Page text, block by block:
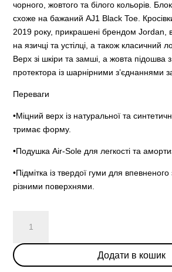
чорного, жовтого та білого кольорів.
схоже на бажаний AJ1 Black Toe.
2019 року, прикрашені брендом Jordan,
на язичці та устілці, а також класичний
Верх зі шкіри та замші, а жовта підошва
протектора із шарнірними з’єднаннями
Переваги
•Міцний верх із натуральної та
тримає форму.
•Подушка Air-Sole для легкості та
•Підмітка із твердої гуми для
різними поверхнями.
Jordan
1
Mid
Додати в кошик